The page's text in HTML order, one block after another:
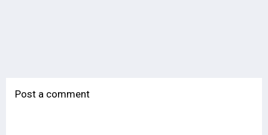
Post a comment